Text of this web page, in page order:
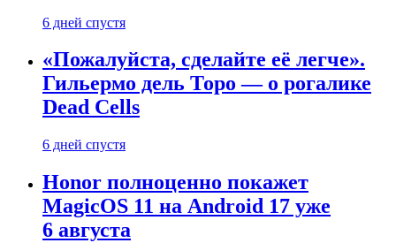
6 дней спустя
«Пожалуйста, сделайте её легче».
Гильермо дель Торо — о рогалике
Dead Cells
6 дней спустя
Honor полноценно покажет
MagicOS 11 на Android 17 уже
6 августа